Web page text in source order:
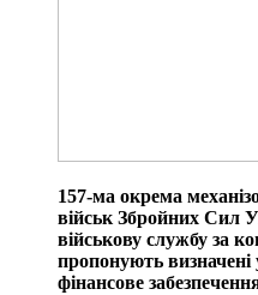
157-ма окрема
військ Збройних Сил
військову службу за
пропонують
фінансове